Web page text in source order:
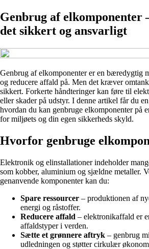
Genbrug af elkomponenter
det sikkert og ansvarligt
Genbrug af elkomponenter er en bæredygtig
og reducere affald på. Men det kræver
sikkert. Forkerte håndteringer kan føre til
eller skader på udstyr. I denne artikel får du
hvordan du kan genbruge elkomponenter på
for miljøets og din egen sikkerheds skyld.
Hvorfor genbruge
Elektronik og elinstallationer indeholder
som kobber, aluminium og sjældne metaller.
genanvende komponenter kan du:
Spare ressourcer – produktionen af
energi og råstoffer.
Reducere affald – elektronikaffald er
affaldstyper i verden.
Sætte et grønnere aftryk – genbrug
udledningen og støtter cirkulær